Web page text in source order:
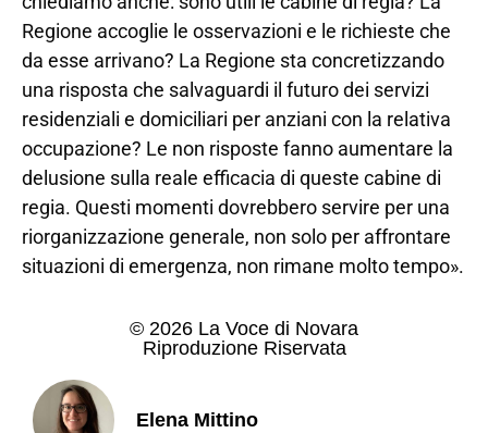
Regione accoglie le osservazioni e le richieste che
da esse arrivano? La Regione sta concretizzando
una risposta che salvaguardi il futuro dei servizi
residenziali e domiciliari per anziani con la relativa
occupazione? Le non risposte fanno aumentare la
delusione sulla reale efficacia di queste cabine di
regia. Questi momenti dovrebbero servire per una
riorganizzazione generale, non solo per affrontare
situazioni di emergenza, non rimane molto tempo».
© 2026 La Voce di Novara
Riproduzione Riservata
Elena Mittino